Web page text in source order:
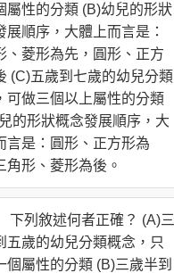
屬性的分類 (B)幼兒的形狀
展順序，大體上而言是：
、菱形為先，圓形、正方
(C)五歲到七歲的幼兒分類
可做三個以上屬性的分類
的形狀概念發展順序，大
言是：圓形、正方形為
角形、菱形為後。
列敘述何者正確？ (A)三
五歲的幼兒分類概念，只
個屬性的分類 (B)三歲半到